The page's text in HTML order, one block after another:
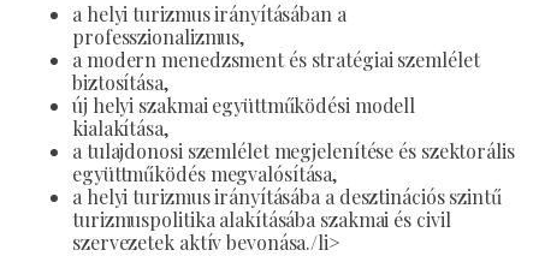
a helyi turizmus irányításában a
professzionalizmus,
a modern menedzsment és stratégiai szemlélet
biztosítása,
új helyi szakmai együttműködési modell
kialakítása,
a tulajdonosi szemlélet megjelenítése és szektorális
együttműködés megvalósítása,
a helyi turizmus irányításába a desztinációs szintű
turizmuspolitika alakításába szakmai és civil
szervezetek aktív bevonása./li>